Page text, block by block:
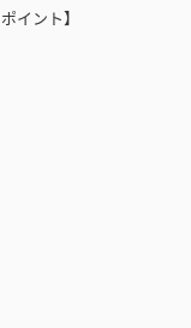
イント】